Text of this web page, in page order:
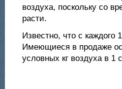
воздуха, поскольку со
расти.
Известно, что с каждого
Имеющиеся в продаже
условных кг воздуха в 1